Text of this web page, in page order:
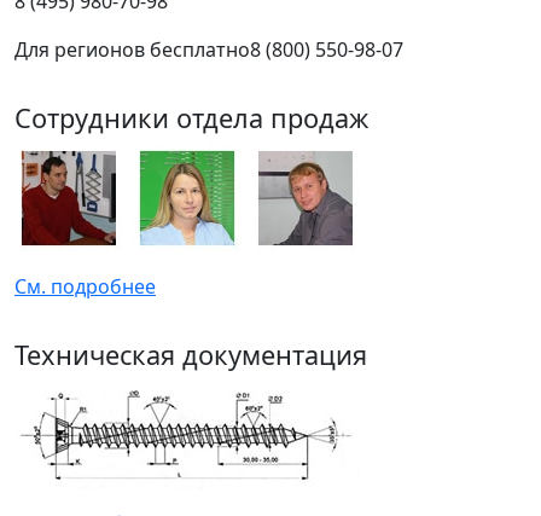
Для регионов бесплатно8 (800) 550-98-07
Сотрудники отдела продаж
См. подробнее
Техническая документация